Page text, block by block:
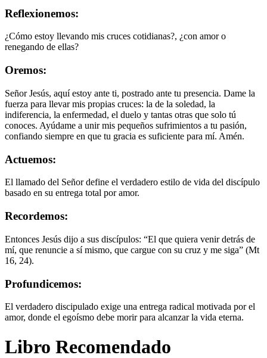
Reflexionemos:
¿Cómo estoy llevando mis cruces cotidianas?, ¿con amor o
renegando de ellas?
Oremos:
Señor Jesús, aquí estoy ante ti, postrado ante tu presencia. Dame la
fuerza para llevar mis propias cruces: la de la soledad, la
indiferencia, la enfermedad, el duelo y tantas otras que solo tú
conoces. Ayúdame a unir mis pequeños sufrimientos a tu pasión,
confiando siempre en que tu gracia es suficiente para mí. Amén.
Actuemos:
El llamado del Señor define el verdadero estilo de vida del discípulo
basado en su entrega total por amor.
Recordemos:
Entonces Jesús dijo a sus discípulos: “El que quiera venir detrás de
mí, que renuncie a sí mismo, que cargue con su cruz y me siga” (Mt
16, 24).
Profundicemos:
El verdadero discipulado exige una entrega radical motivada por el
amor, donde el egoísmo debe morir para alcanzar la vida eterna.
Libro Recomendado